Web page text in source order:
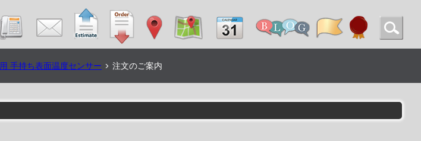
手持ち表面温度センサー > 注文のご案内